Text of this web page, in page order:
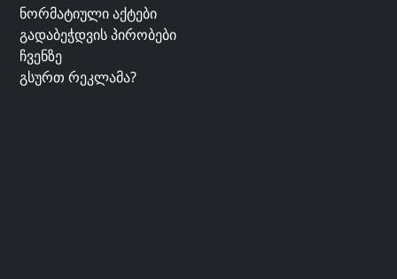
ნორმატიული აქტები
გადაბეჭდვის პირობები
ჩვენზე
გსურთ რეკლამა?